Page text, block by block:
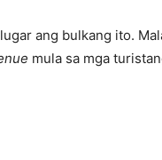
ang bulkang ito.
mula sa mga